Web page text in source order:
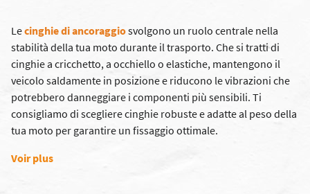
Lecinghie di ancoraggiosvolgono un ruolo centrale nella
stabilità della tua moto durante il trasporto. Che si tratti di
cinghie a cricchetto, a occhiello o elastiche, mantengono il
veicolo saldamente in posizione e riducono le vibrazioni che
potrebbero danneggiare i componenti più sensibili. Ti
consigliamo di scegliere cinghie robuste e adatte al peso della
tua moto per garantire un fissaggio ottimale.
Voir plus